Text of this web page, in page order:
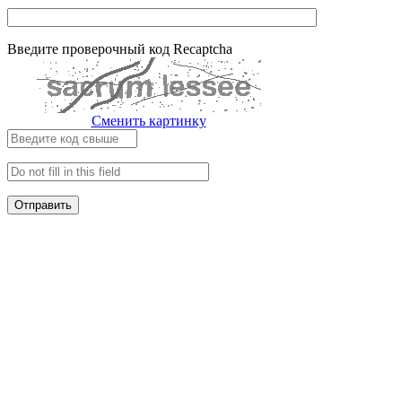
Введите проверочный код Recaptcha
Сменить картинку